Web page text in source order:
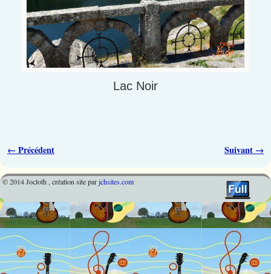
Lac Noir
Navigation des images
← Précédent Suivant →
© 2014 Jocloth , création site parjchsites.com